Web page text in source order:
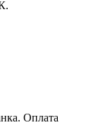
Оплата